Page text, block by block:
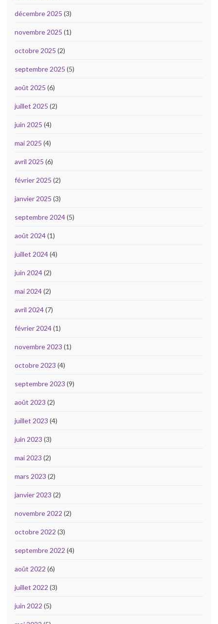
décembre 2025 (3)
novembre 2025 (1)
octobre 2025 (2)
septembre 2025 (5)
août 2025 (6)
juillet 2025 (2)
juin 2025 (4)
mai 2025 (4)
avril 2025 (6)
février 2025 (2)
janvier 2025 (3)
septembre 2024(5)
août 2024(1)
juillet 2024(4)
juin 2024(2)
mai 2024(2)
avril 2024(7)
février 2024(1)
novembre 2023 (1)
octobre 2023 (4)
septembre 2023 (9)
août 2023 (2)
juillet 2023 (4)
juin 2023 (3)
mai 2023 (2)
mars 2023 (2)
janvier 2023 (2)
novembre 2022 (2)
octobre 2022 (3)
septembre 2022 (4)
août 2022 (6)
juillet 2022 (3)
juin 2022 (5)